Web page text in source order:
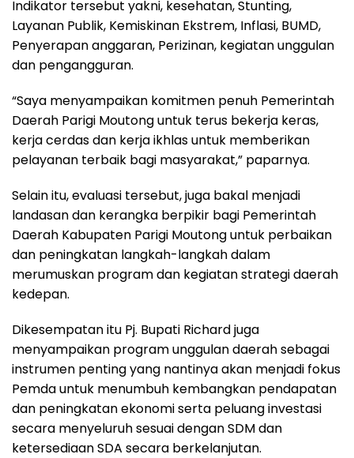
Indikator tersebut yakni, kesehatan, Stunting,
Layanan Publik, Kemiskinan Ekstrem, Inflasi, BUMD,
Penyerapan anggaran, Perizinan, kegiatan unggulan
dan pengangguran.
“Saya menyampaikan komitmen penuh Pemerintah
Daerah Parigi Moutong untuk terus bekerja keras,
kerja cerdas dan kerja ikhlas untuk memberikan
pelayanan terbaik bagi masyarakat,” paparnya.
Selain itu, evaluasi tersebut, juga bakal menjadi
landasan dan kerangka berpikir bagi Pemerintah
Daerah Kabupaten Parigi Moutong untuk perbaikan
dan peningkatan langkah-langkah dalam
merumuskan program dan kegiatan strategi daerah
kedepan.
Dikesempatan itu Pj. Bupati Richard juga
menyampaikan program unggulan daerah sebagai
instrumen penting yang nantinya akan menjadi fokus
Pemda untuk menumbuh kembangkan pendapatan
dan peningkatan ekonomi serta peluang investasi
secara menyeluruh sesuai dengan SDM dan
ketersediaan SDA secara berkelanjutan.